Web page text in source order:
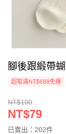
超取滿NT$688免運
NT$100
NT$79
已賣出：202件